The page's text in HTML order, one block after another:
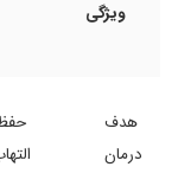
ویژگی
هدف
درمان